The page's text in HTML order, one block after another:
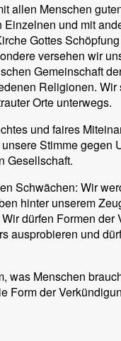
allen Menschen
Einzelnen und mit
Gottes
versehen wir
Gemeinschaft
Religionen. Wir
Orte unterwegs.
und faires
Stimme gegen
Gesellschaft.
Schwächen: Wir
hinter unserem
dürfen Formen der
ausprobieren und
was Menschen
Form der